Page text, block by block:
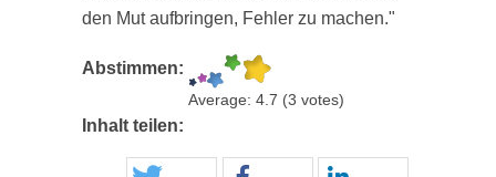
den Mut aufbringen, Fehler zu machen."
Abstimmen:
Average: 4.7 (3 votes)
Inhalt teilen: